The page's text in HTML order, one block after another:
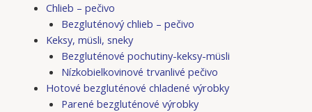
Chlieb – pečivo
Bezgluténový chlieb – pečivo
Keksy, müsli, sneky
Bezgluténové pochutiny-keksy-müsli
Nízkobielkovinové trvanlivé pečivo
Hotové bezgluténové chladené výrobky
Parené bezgluténové výrobky